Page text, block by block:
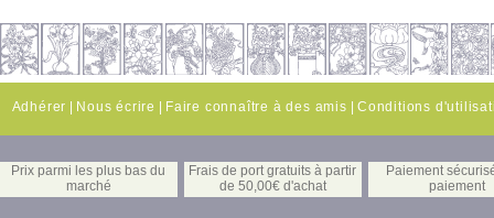
Adhérer Nous écrire Faire connaître à des amis Conditions
Prix parmi les plus bas du
marché
Frais de port gratuits à partir
de 50,00€ d'achat
Paiement
paiement